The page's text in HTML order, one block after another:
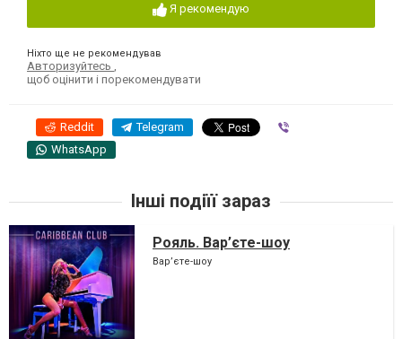
Я рекомендую
Ніхто ще не рекомендував
Авторизуйтесь
щоб оцінити і порекомендувати
Reddit Telegram
WhatsApp
Інші подіїї зараз
Рояль. Вар’єте-шоу
Вар’єте-шоу